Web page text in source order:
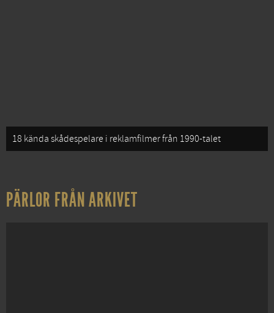
18 kända skådespelare i reklamfilmer från 1990-talet
PÄRLOR FRÅN ARKIVET